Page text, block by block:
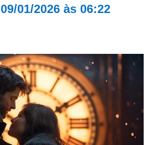
09/01/2026 às 06:22